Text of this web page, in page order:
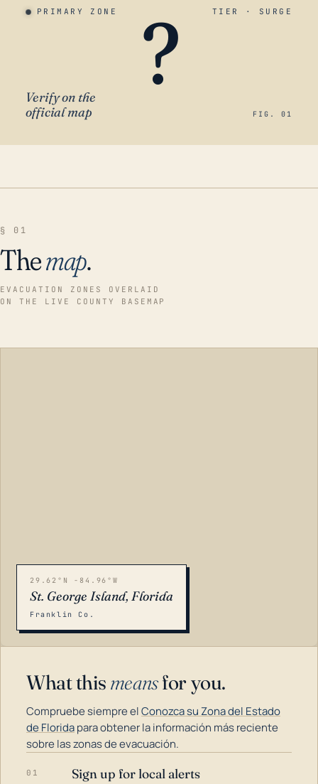
PRIMARY ZONE TIER · SURGE
?
Verify on the
official map
FIG. 01
§ 01
Themap.
EVACUATION ZONES OVERLAID
ON THE LIVE COUNTY BASEMAP
29.62°N -84.96°W
St. George Island, Florida
Franklin Co.
What this meansfor you.
Compruebe siempre elConozca su Zona del Estado
de Floridapara obtener la información más reciente
sobre las zonas de evacuación.
01 Sign up for local alerts